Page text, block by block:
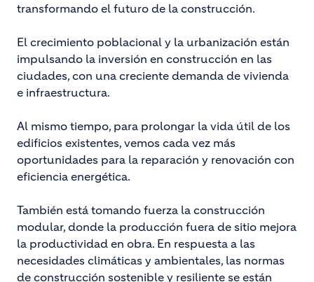
transformando el futuro de la construcción.
El crecimiento poblacional y la urbanización están
impulsando la inversión en construcción en las
ciudades, con una creciente demanda de vivienda
e infraestructura.
Al mismo tiempo, para prolongar la vida útil de los
edificios existentes, vemos cada vez más
oportunidades para la reparación y renovación con
eficiencia energética.
También está tomando fuerza la construcción
modular, donde la producción fuera de sitio mejora
la productividad en obra. En respuesta a las
necesidades climáticas y ambientales, las normas
de construcción sostenible y resiliente se están